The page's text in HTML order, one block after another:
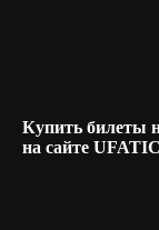
Купить билеты
на сайте